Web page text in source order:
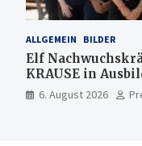
ALLGEMEIN BILDER
Elf
KRAUSE in
Jahrespraktikum
6. August 2026